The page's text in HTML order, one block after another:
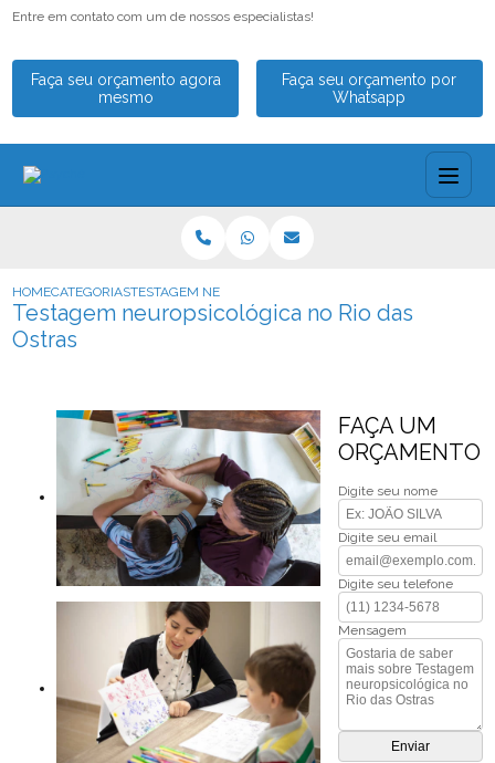
Entre em contato com um de nossos especialistas!
Faça seu orçamento agora
mesmo
Faça seu orçamento por
Whatsapp
HOMECATEGORIASTESTAGEM NEUROPSICOLÓGICA NO RIO DAS OSTRAS
Testagem neuropsicológica no Rio das
Ostras
FAÇA UM
ORÇAMENTO
Digite seu nome
Digite seu email
Digite seu telefone
Mensagem